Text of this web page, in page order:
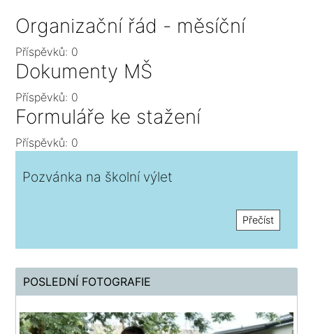
Organizační řád - měsíční
Příspěvků: 0
Dokumenty MŠ
Příspěvků: 0
Formuláře ke stažení
Příspěvků: 0
Pozvánka na školní výlet
Přečíst
POSLEDNÍ FOTOGRAFIE